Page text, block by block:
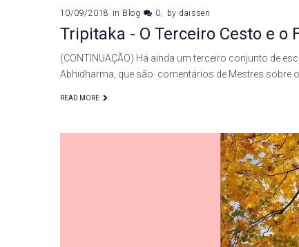
10/09/2018 in Blog 0 by daissen
Tripitaka - O Terceiro Cesto e o
(CONTINUAÇÃO) Há ainda um terceiro conjunto de
Abhidharma, que são comentários de Mestres sobre
READ MORE